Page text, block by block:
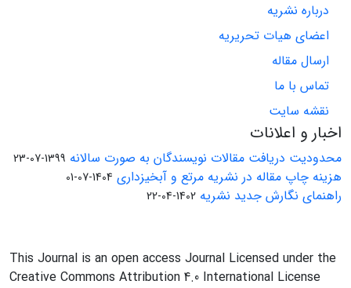
درباره نشریه
اعضای هیات تحریریه
ارسال مقاله
تماس با ما
نقشه سایت
اخبار و اعلانات
محدودیت دریافت مقالات نویسندگان به صورت سالانه 1399-07-23
هزینه چاپ مقاله در نشریه مرتع و آبخیزداری 1404-07-01
راهنمای نگارش جدید نشریه 1402-04-22
This Journal is an open access Journal Licensed under the
Creative Commons Attribution 4.0 International License